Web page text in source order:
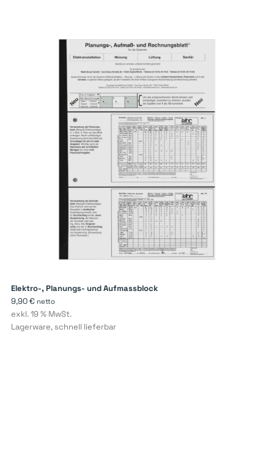
Elektro-, Planungs- und Aufmassblock
9,90€ netto
exkl. 19 % MwSt.
Lagerware, schnell lieferbar